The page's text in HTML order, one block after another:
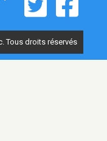
Tous droits réservés